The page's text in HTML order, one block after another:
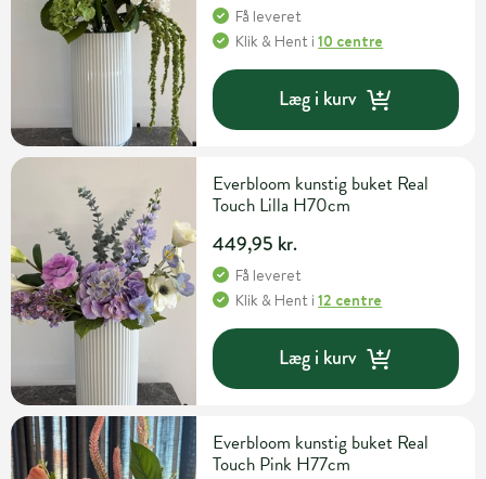
Få leveret
Klik & Hent i10 centre
Læg i kurv
Everbloom kunstig buket Real
Touch Lilla H70cm
449,95 kr.
Få leveret
Klik & Hent i12 centre
Læg i kurv
Everbloom kunstig buket Real
Touch Pink H77cm